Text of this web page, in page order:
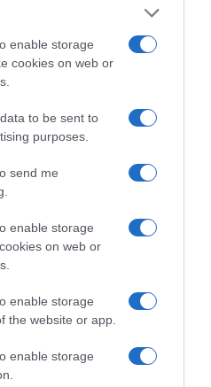
enable storage
cookies on web or
to be sent to
purposes.
send me
enable storage
on web or
enable storage
the website or app.
enable storage
“Τ.Ρ.Α.Μ.Π.” που
πανελλαδικώς
κάνουμε την Ελλάδα